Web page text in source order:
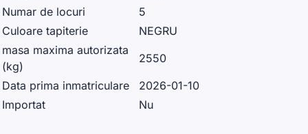
Numar de locuri
5
Culoare tapiterie
NEGRU
masa maxima autorizata
(kg)
2550
Data prima inmatriculare
2026-01-10
Importat
Nu